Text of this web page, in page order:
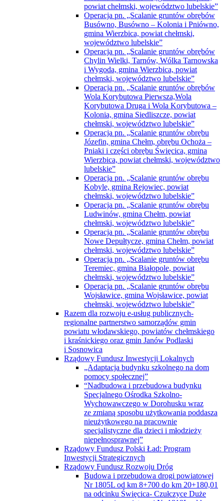
powiat chełmski, województwo lubelskie”
Operacja pn. „Scalanie gruntów obrębów
Busówno, Busówno – Kolonia i Pniówno,
gmina Wierzbica, powiat chełmski,
województwo lubelskie”
Operacja pn. „Scalanie gruntów obrębów
Chylin Wielki, Tarnów, Wólka Tarnowska
i Wygoda, gmina Wierzbica, powiat
chełmski, województwo lubelskie”
Operacja pn. „Scalanie gruntów obrębów
Wola Korybutowa Pierwsza,Wola
Korybutowa Druga i Wola Korybutowa –
Kolonia, gmina Siedliszcze, powiat
chełmski, województwo lubelskie”
Operacja pn. „Scalanie gruntów obrębu
Józefin, gmina Chełm, obrębu Ochoża –
Pniaki i części obrębu Święcica, gmina
Wierzbica, powiat chełmski, województwo
lubelskie”
Operacja pn. „Scalanie gruntów obrębu
Kobyle, gmina Rejowiec, powiat
chełmski, województwo lubelskie”
Operacja pn. „Scalanie gruntów obrębu
Ludwinów, gmina Chełm, powiat
chełmski, województwo lubelskie”
Operacja pn. „Scalanie gruntów obrębu
Nowe Depułtycze, gmina Chełm, powiat
chełmski, województwo lubelskie”
Operacja pn. „Scalanie gruntów obrębu
Teremiec, gmina Białopole, powiat
chełmski, województwo lubelskie”
Operacja pn. „Scalanie gruntów obrębu
Wojsławice, gmina Wojsławice, powiat
chełmski, województwo lubelskie”
Razem dla rozwoju e-usług publicznych-
regionalne partnerstwo samorządów gmin
powiatu włodawskiego, powiatów chełmskiego
i kraśnickiego oraz gmin Janów Podlaski
i Sosnowica
Rządowy Fundusz Inwestycji Lokalnych
„Adaptacja budynku szkolnego na dom
pomocy społecznej”
“Nadbudowa i przebudowa budynku
Specjalnego Ośrodka Szkolno-
Wychowawczego w Dorohusku wraz
ze zmianą sposobu użytkowania poddasza
nieużytkowego na pracownie
specjalistyczne dla dzieci i młodzieży
niepełnosprawnej”
Rządowy Fundusz Polski Ład: Program
Inwestycji Strategicznych
Rządowy Fundusz Rozwoju Dróg
Budowa i przebudowa drogi powiatowej
Nr 1805L od km 8+700 do km 20+180,01
na odcinku Święcica- Czułczyce Duże